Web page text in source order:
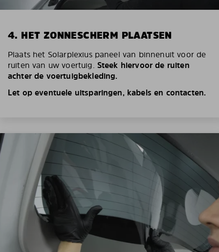
4. HET ZONNESCHERM PLAATSEN
Plaats het Solarplexius paneel van binnenuit voor de
ruiten van uw voertuig. Steek hiervoor de ruiten
achter de voertuigbekleding.
Let op eventuele uitsparingen, kabels en contacten.